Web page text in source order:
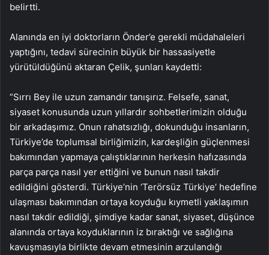
belirtti.
Alanında en iyi doktorların Önder’e gerekli müdahaleleri
yaptığını, tedavi sürecinin büyük bir hassasiyetle
yürütüldüğünü aktaran Çelik, şunları kaydetti:
“Sırrı Bey ile uzun zamandır tanışırız. Felsefe, sanat,
siyaset konusunda uzun yıllardır sohbetlerimizin olduğu
bir arkadaşımız. Onun rahatsızlığı, dokunduğu insanların,
Türkiye’de toplumsal birliğimizin, kardeşliğin güçlenmesi
bakımından yapmaya çalıştıklarının herkesin hafızasında
parça parça nasıl yer ettiğini ve bunun nasıl takdir
edildiğini gösterdi. Türkiye’nin ‘Terörsüz Türkiye’ hedefine
ulaşması bakımından ortaya koyduğu kıymetli yaklaşımın
nasıl takdir edildiği, şimdiye kadar sanat, siyaset, düşünce
alanında ortaya koyduklarının iz bıraktığı ve sağlığına
kavuşmasıyla birlikte devam etmesinin arzulandığı